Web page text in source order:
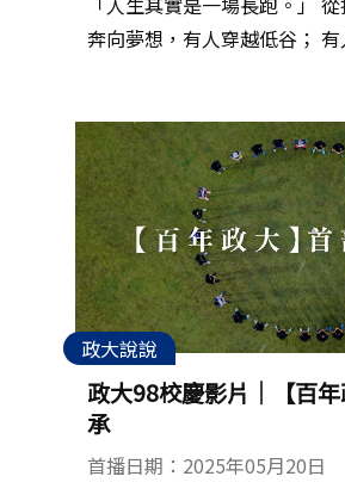
奔向夢想，有人穿越低谷；
政大說說
政大98校慶影片│【百
承
首播日期：2025年05月20日